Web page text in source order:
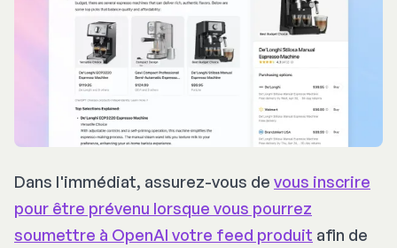
Dans l'immédiat, assurez-vous de vous inscrire
pour être prévenu lorsque vous pourrez
soumettre à OpenAI votre feed produit afin de